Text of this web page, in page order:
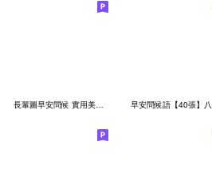
長輩圖早安問候 實用美女大貼圖5